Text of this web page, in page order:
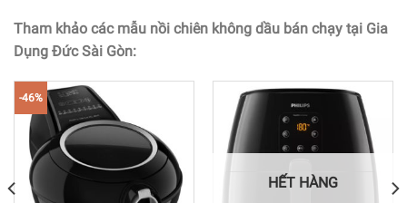
Tham khảo các mẫu nồi chiên không dầu bán chạy tại Gia
Dụng Đức Sài Gòn:
-46%
HẾT HÀNG